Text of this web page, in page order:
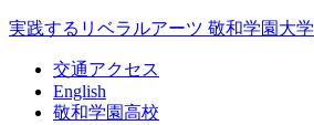
実践するリベラルアーツ 敬和学園大学
交通アクセス
English
敬和学園高校